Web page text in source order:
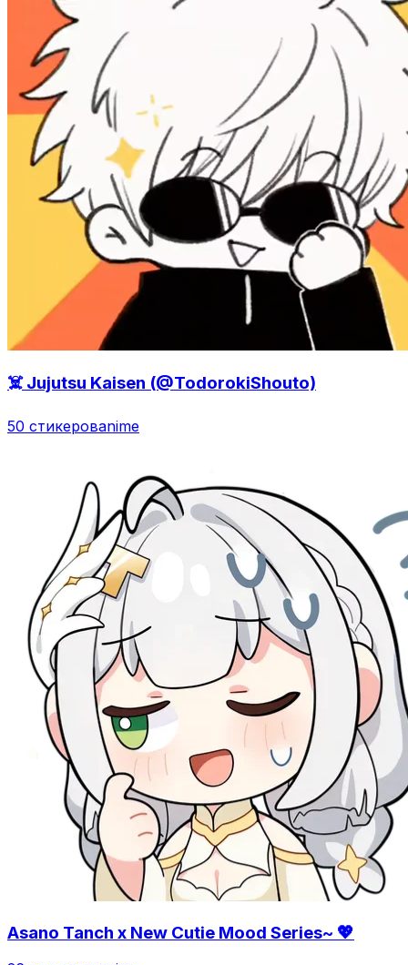
☠️ Jujutsu Kaisen (@TodorokiShouto)
50 стикеровanime
Asano Tanch x New Cutie Mood Series~ 💖